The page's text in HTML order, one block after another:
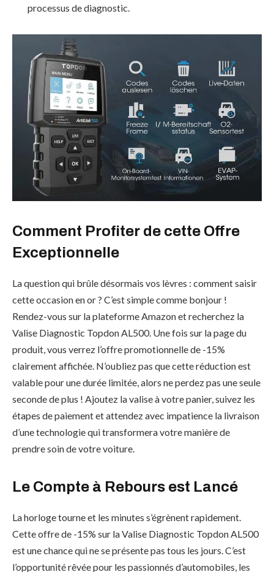
processus de diagnostic.
Comment Profiter de cette Offre
Exceptionnelle
La question qui brûle désormais vos lèvres : comment saisir
cette occasion en or ? C’est simple comme bonjour !
Rendez-vous sur la plateforme Amazon et recherchez la
Valise Diagnostic Topdon AL500. Une fois sur la page du
produit, vous verrez l’offre promotionnelle de -15%
clairement affichée. N’oubliez pas que cette réduction est
valable pour une durée limitée, alors ne perdez pas une seule
seconde de plus ! Ajoutez la valise à votre panier, suivez les
étapes de paiement et attendez avec impatience la livraison
d’une technologie qui transformera votre manière de
prendre soin de votre voiture.
Le Compte à Rebours est Lancé
La horloge tourne et les minutes s’égrènent rapidement.
Cette offre de -15% sur la Valise Diagnostic Topdon AL500
est une chance qui ne se présente pas tous les jours. C’est
l’opportunité rêvée pour les passionnés d’automobiles, les